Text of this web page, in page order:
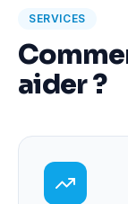
SERVICES
aider ?